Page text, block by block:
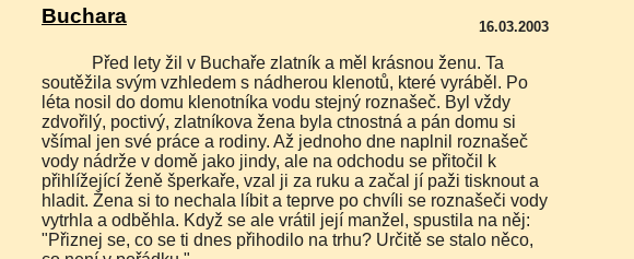
Buchara 16.03.2003
Před lety žil v Buchaře zlatník a měl krásnou ženu. Ta
soutěžila svým vzhledem s nádherou klenotů, které vyráběl. Po
léta nosil do domu klenotníka vodu stejný roznašeč. Byl vždy
zdvořilý, poctivý, zlatníkova žena byla ctnostná a pán domu si
všímal jen své práce a rodiny. Až jednoho dne naplnil roznašeč
vody nádrže v domě jako jindy, ale na odchodu se přitočil k
přihlížející ženě šperkaře, vzal ji za ruku a začal jí paži tisknout a
hladit. Žena si to nechala líbit a teprve po chvíli se roznašeči vody
vytrhla a odběhla. Když se ale vrátil její manžel, spustila na něj:
"Přiznej se, co se ti dnes přihodilo na trhu? Určitě se stalo něco,